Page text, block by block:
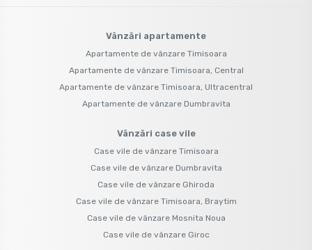
Vânzări apartamente
Apartamente de vânzare Timisoara
Apartamente de vânzare Timisoara, Central
Apartamente de vânzare Timisoara, Ultracentral
Apartamente de vânzare Dumbravita
Vânzări case vile
Case vile de vânzare Timisoara
Case vile de vânzare Dumbravita
Case vile de vânzare Ghiroda
Case vile de vânzare Timisoara, Braytim
Case vile de vânzare Mosnita Noua
Case vile de vânzare Giroc